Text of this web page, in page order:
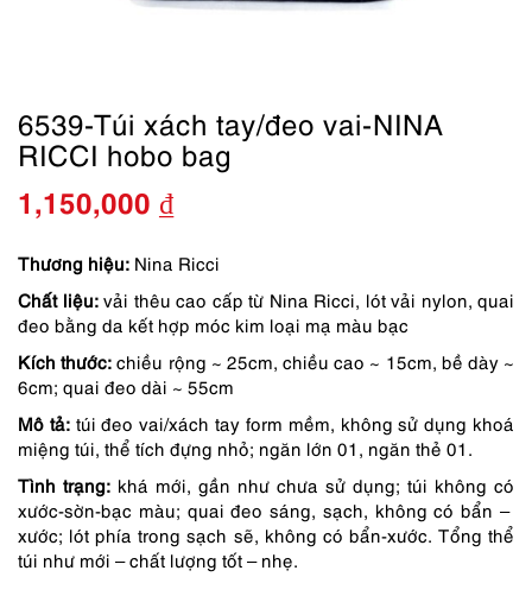
6539-Túi xách tay/đeo vai-NINA
RICCI hobo bag
1,150,000 ₫
Thương hiệu: Nina Ricci
Chất liệu:vải thêu cao cấp từ Nina Ricci, lót vải nylon, quai
đeo bằng da kết hợp móc kim loại mạ màu bạc
Kích thước: chiều rộng ~ 25cm, chiều cao ~ 15cm, bề dày ~
6cm; quai đeo dài ~ 55cm
Mô tả: túi đeo vai/xách tay form mềm, không sử dụng khoá
miệng túi, thể tích đựng nhỏ; ngăn lớn 01, ngăn thẻ 01.
Tình trạng: khá mới, gần như chưa sử dụng; túi không có
xước-sờn-bạc màu; quai đeo sáng, sạch, không có bẩn –
xước; lót phía trong sạch sẽ, không có bẩn-xước. Tổng thể
túi như mới – chất lượng tốt – nhẹ.